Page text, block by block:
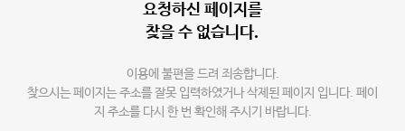
요청하신 페이지를
찾을 수 없습니다.
이용에 불편을 드려 죄송합니다.
찾으시는 페이지는 주소를 잘못 입력하였거나 삭제된 페이지 입니다. 페이
지 주소를 다시 한 번 확인해 주시기 바랍니다.